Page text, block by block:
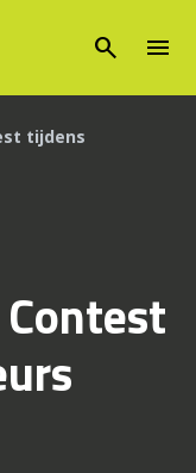
search menu
tijdens